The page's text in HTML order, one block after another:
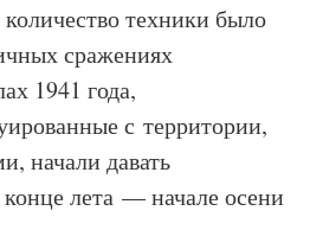
техники было
сражениях
1941 года,
с территории,
начали давать
лета — начале осени